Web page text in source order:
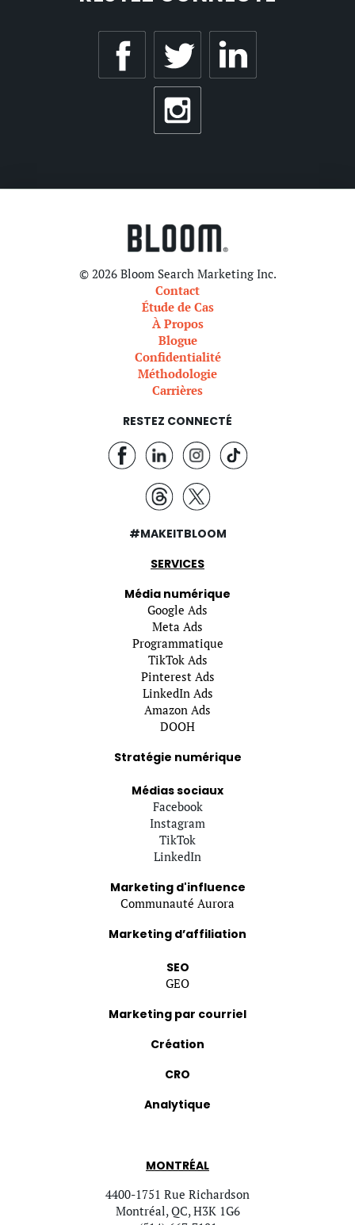
© 2026 Bloom Search Marketing Inc.
Contact
Étude de Cas
À Propos
Blogue
Confidentialité
Méthodologie
Carrières
RESTEZ CONNECTÉ
#MAKEITBLOOM
SERVICES
Média numérique
Google Ads
Meta Ads
Programmatique
TikTok Ads
Pinterest Ads
LinkedIn Ads
Amazon Ads
DOOH
Stratégie numérique
Médias sociaux
Facebook
Instagram
TikTok
LinkedIn
Marketing d'influence
Communauté Aurora
Marketing d’affiliation
SEO
GEO
Marketing par courriel
Création
CRO
Analytique
MONTRÉAL
4400-1751 Rue Richardson
Montréal, QC, H3K 1G6